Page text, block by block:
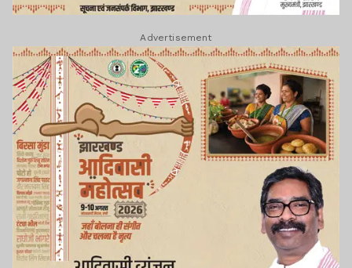
Advertisement